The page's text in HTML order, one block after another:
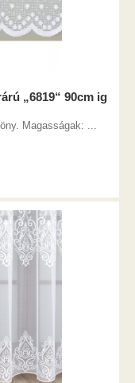
„6819“ 90cm ig
Magasságak: ...